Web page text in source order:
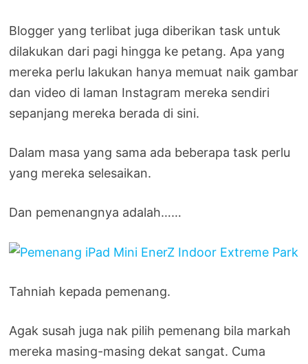
Blogger yang terlibat juga diberikan task untuk
dilakukan dari pagi hingga ke petang. Apa yang
mereka perlu lakukan hanya memuat naik gambar
dan video di laman Instagram mereka sendiri
sepanjang mereka berada di sini.
Dalam masa yang sama ada beberapa task perlu
yang mereka selesaikan.
Dan pemenangnya adalah……
Tahniah kepada pemenang.
Agak susah juga nak pilih pemenang bila markah
mereka masing-masing dekat sangat. Cuma